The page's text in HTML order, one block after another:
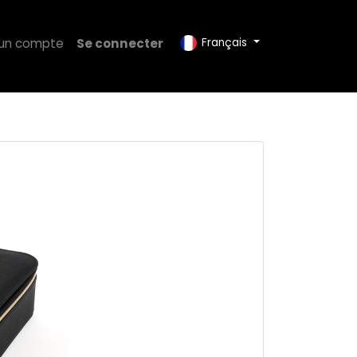
compte Se connecter Français